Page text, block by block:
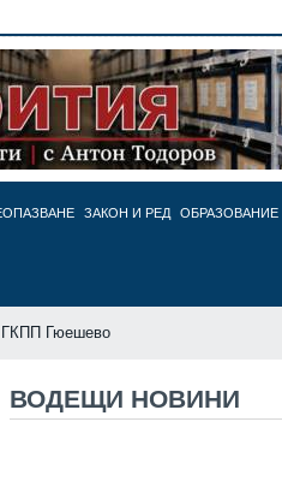
ЗАКОН И РЕД ОБРАЗОВАНИЕ
ГКПП Гюешево
ВОДЕЩИ НОВИНИ